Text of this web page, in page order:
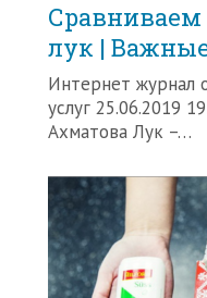
лук |
Интернет журнал
услуг 25.06.2019
Ахматова Лук –…